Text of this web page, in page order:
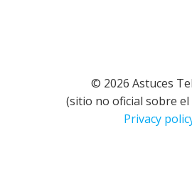
© 2026 Astuces
(sitio no oficial sobre
Privacy